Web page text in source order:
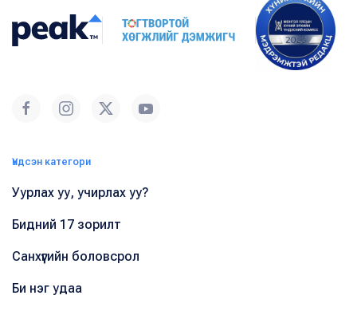
Үндсэн категори
Уурлах уу, учирлах уу?
Бидний 17 зорилт
Санхүүгийн боловсрол
Би нэг удаа